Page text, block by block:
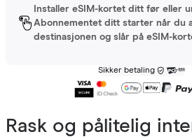
Installer eSIM-kortet ditt før eller
Abonnementet ditt starter når du
destinasjonen og slår på eSIM-
Sikker betaling
Rask og pålitelig